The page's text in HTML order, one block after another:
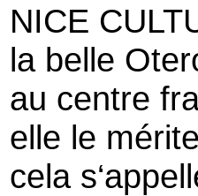
NICE
la belle
au centre
elle le mérite
cela